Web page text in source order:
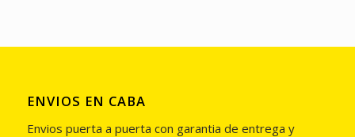
ENVIOS EN CABA
Envios puerta a puerta con garantia de entrega y